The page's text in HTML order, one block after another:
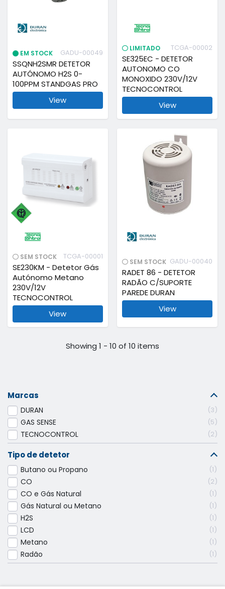
EM STOCK GADU-00049
SSQNH2SMR DETETOR
AUTÓNOMO H2S 0-
100PPM STANDGAS PRO
View
LIMITADO TCGA-00002
SE325EC - DETETOR
AUTONOMO CO
MONOXIDO 230V/12V
TECNOCONTROL
View
SEM STOCK TCGA-00001
SE230KM - Detetor Gás
Autónomo Metano
230V/12V
TECNOCONTROL
View
SEM STOCK GADU-00040
RADET 86 - DETETOR
RADÃO C/SUPORTE
PAREDE DURAN
View
Showing 1 - 10 of 10 items
Marcas
DURAN 3
GAS SENSE 5
TECNOCONTROL 2
Tipo de detetor
Butano ou Propano 1
CO 2
CO e Gás Natural 1
Gás Natural ou Metano 1
H2S 1
LCD 1
Metano 1
Radão 1